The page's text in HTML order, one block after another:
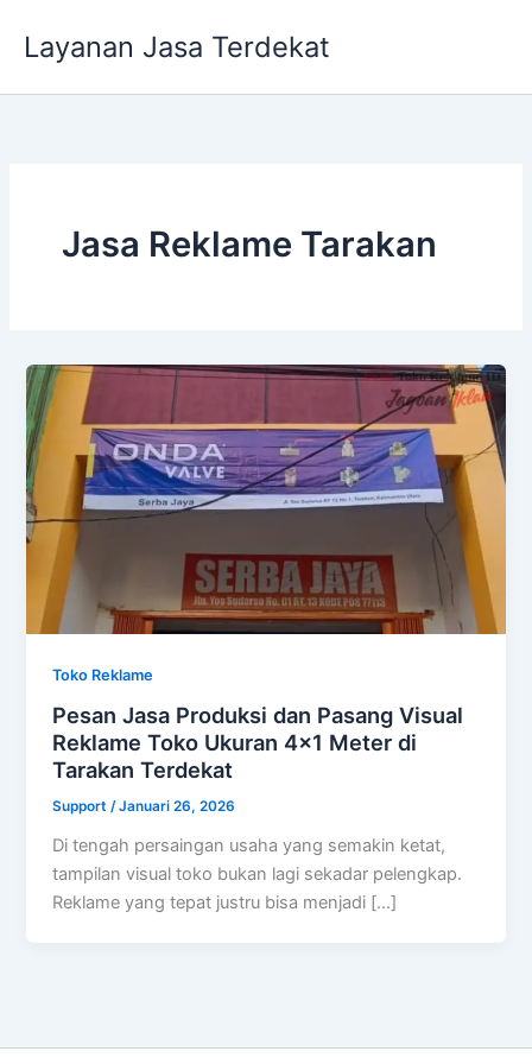
Layanan Jasa Terdekat
Jasa Reklame Tarakan
Toko Reklame
Pesan Jasa Produksi dan Pasang Visual
Reklame Toko Ukuran 4×1 Meter di
Tarakan Terdekat
Support/Januari 26, 2026
Di tengah persaingan usaha yang semakin ketat,
tampilan visual toko bukan lagi sekadar pelengkap.
Reklame yang tepat justru bisa menjadi […]